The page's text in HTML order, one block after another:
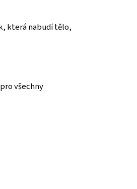
která nabudí tělo,
všechny